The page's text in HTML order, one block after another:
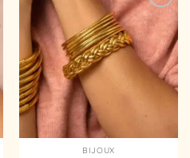
Ajouter
à la
d’envies
BIJOUX